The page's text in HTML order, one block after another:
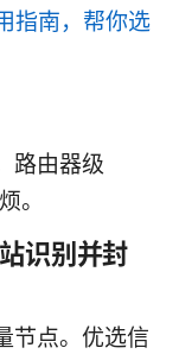
指南，帮你选
路由器级
。
识别并封
节点。优选信